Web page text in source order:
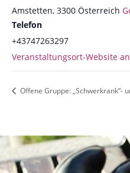
Amstetten, 3300 Österreich
Telefon
+43747263297
Veranstaltungsort-Website
Offene Gruppe: „Schwerkrank“-